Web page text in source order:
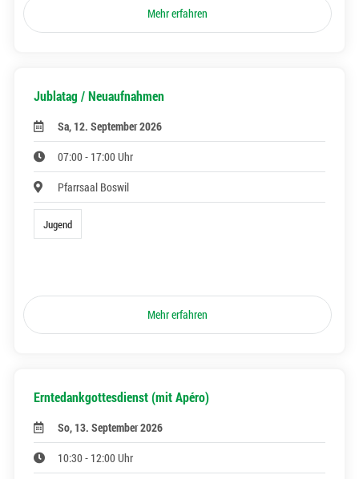
Mehr erfahren
Jublatag / Neuaufnahmen
Sa, 12. September 2026
07:00 - 17:00 Uhr
Pfarrsaal Boswil
Jugend
Mehr erfahren
Erntedankgottesdienst (mit Apéro)
So, 13. September 2026
10:30 - 12:00 Uhr